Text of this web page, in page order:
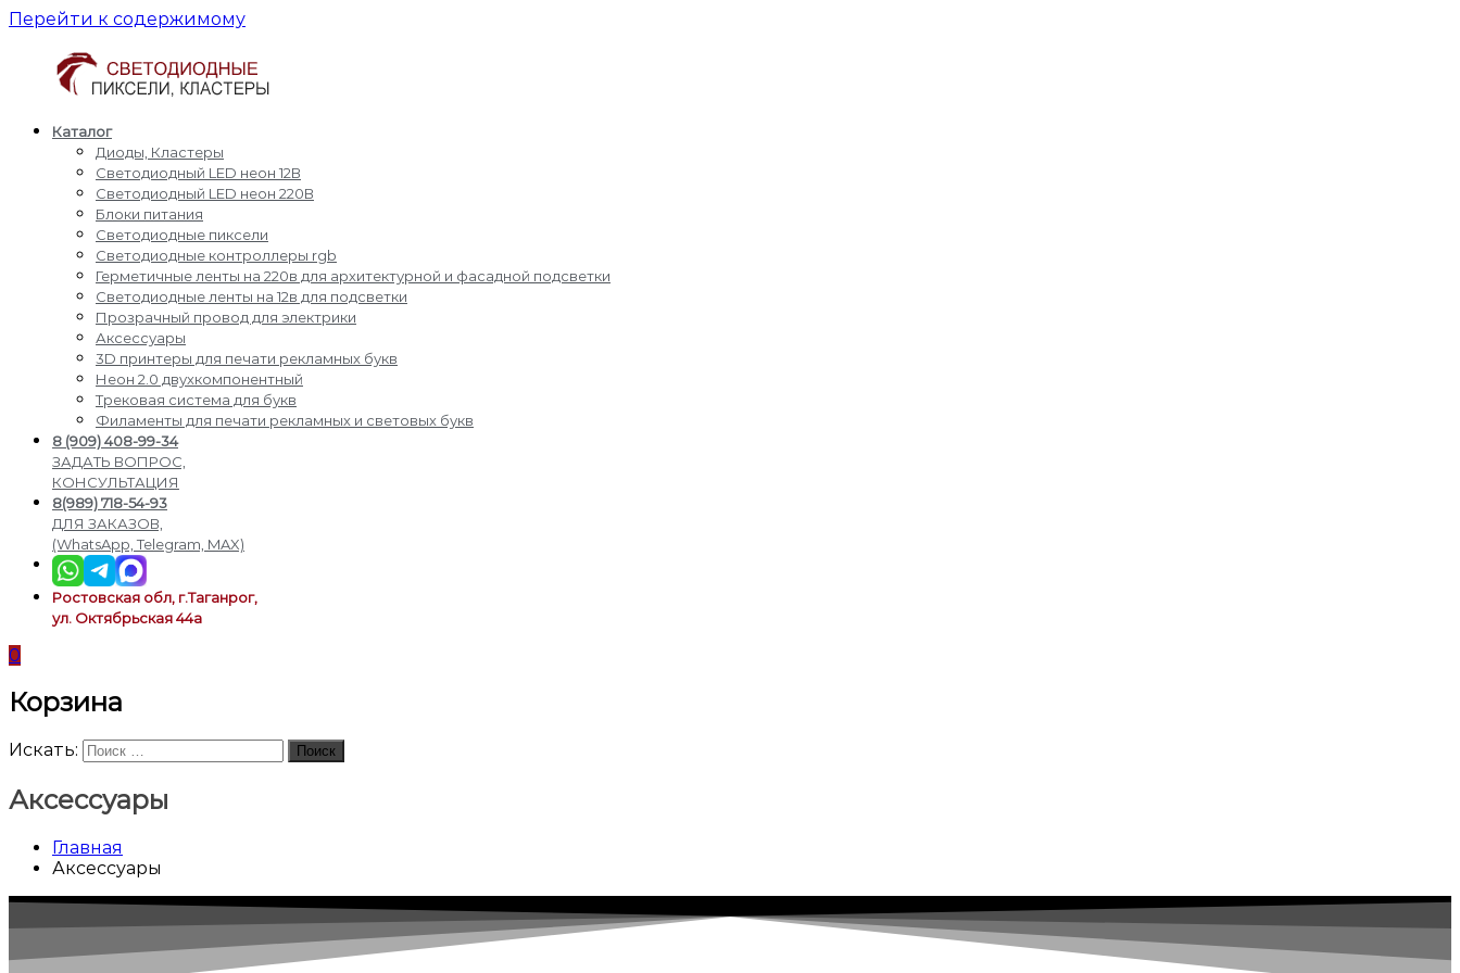
Перейти к содержимому
Светодиодные
пиксели
кластеры
Производство
доставка
светодиодные
пиксели,
кластеры,
светодиодный
питания,
светодиодные
контроллеры
rgb,
прожекторы
подсветки
Каталог
Диоды, Кластеры
Светодиодный LED неон 12В
Светодиодный LED неон 220В
Блоки питания
Светодиодные пиксели
Светодиодные контроллеры rgb
Герметичные ленты на 220в для архитектурной и фасадной подсветки
Светодиодные ленты на 12в для подсветки
Прозрачный провод для электрики
Аксессуары
3D принтеры для печати рекламных букв
Неон 2.0 двухкомпонентный
Трековая система для букв
Филаменты для печати рекламных и световых букв
8 (909) 408-99-34
ЗАДАТЬ ВОПРОС,
КОНСУЛЬТАЦИЯ
8(989) 718-54-93
ДЛЯ ЗАКАЗОВ,
(WhatsApp, Telegram, MAX)
Ростовская обл, г.Таганрог,
ул. Октябрьская 44а
0
Корзина
Искать: Поиск
Аксессуары
Главная
Аксессуары